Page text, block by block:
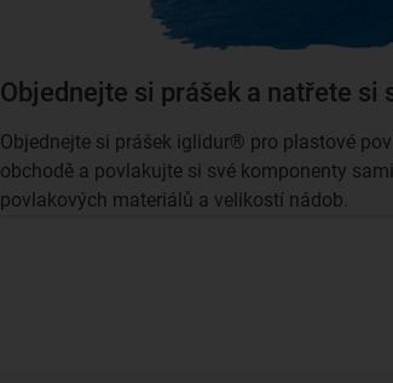
Objednejte si prášek a natřete si
Objednejte si prášek iglidur® pro plastové
obchodě a povlakujte si své komponenty
povlakových materiálů a velikostí nádob.